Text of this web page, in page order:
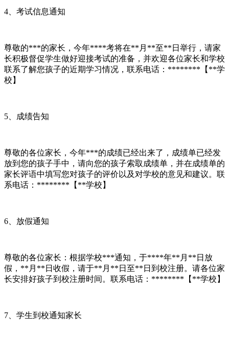
4、考试信息通知
尊敬的***的家长，今年****考将在**月**至**日举行，请家
长积极督促学生做好迎接考试的准备，并欢迎各位家长和学校
联系了解您孩子的近期学习情况，联系电话：********【**学
校】
5、成绩告知
尊敬的各位家长，今年***的成绩已经出来了，成绩单已经发
放到您的孩子手中，请向您的孩子索取成绩单，并在成绩单的
家长评语中填写您对孩子的评价以及对学校的意见和建议。联
系电话：********【**学校】
6、放假通知
尊敬的各位家长：根据学校***通知，于****年**月**日放
假，**月**日收假，请于**月**日至**日到校注册。请各位家
长安排好孩子到校注册时间。联系电话：********【**学校】
7、学生到校通知家长